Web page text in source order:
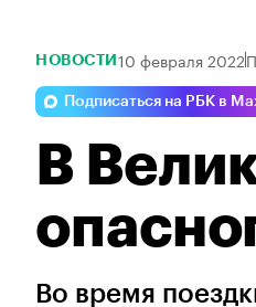
НОВОСТИ 10 февраля 2022
Подписаться на РБК в
В
Во время